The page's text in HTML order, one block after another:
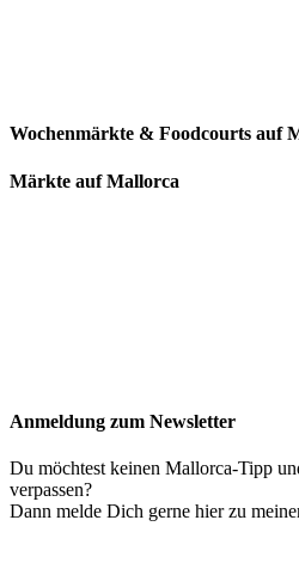
Wochenmärkte & Foodcourts auf
Märkte auf Mallorca
Anmeldung zum Newsletter
Du möchtest keinen Mallorca-Tipp
verpassen?
Dann melde Dich gerne hier zu